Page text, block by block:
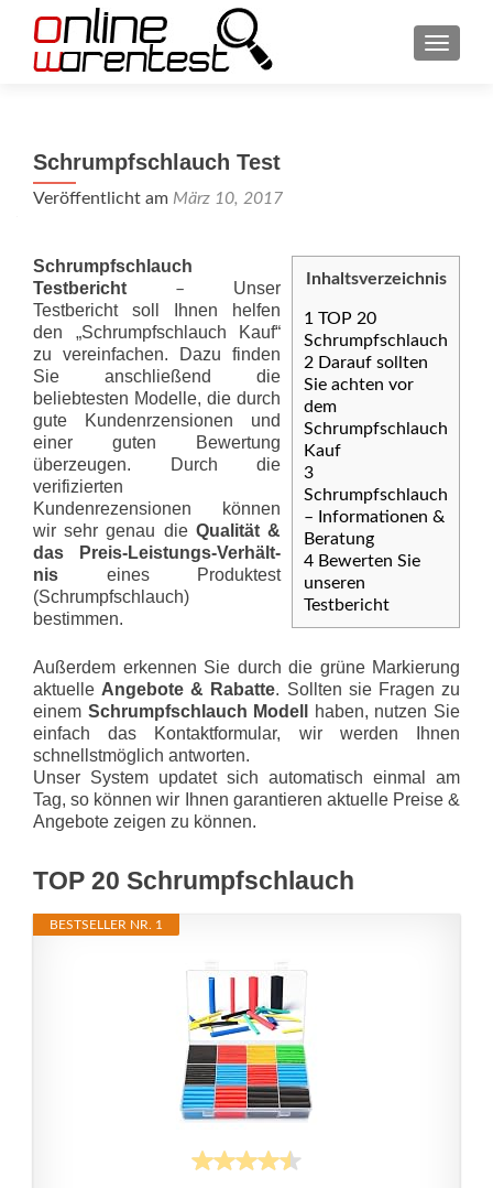
Schrumpfschlauch Test
Veröffentlicht am März 10, 2017
Inhaltsverzeichnis
1 TOP 20
Schrumpfschlauch
2 Darauf sollten
Sie achten vor
dem
Schrumpfschlauch
Kauf
3
Schrumpfschlauch
– Informationen &
Beratung
4 Bewerten Sie
unseren
Testbericht
Schrumpfschlauch
Testbericht – Unser
Testbericht soll Ihnen helfen
den „Schrumpfschlauch Kauf“
zu vereinfachen. Dazu finden
Sie anschließend die
beliebtesten Modelle, die durch
gute Kundenrzensionen und
einer guten Bewertung
überzeugen. Durch die
verifizierten
Kundenrezensionen können
wir sehr genau die Qualität &
das Preis-Leis­tungs-Ver­hält­
nis eines Produktest
(Schrumpfschlauch)
bestimmen.
Außerdem erkennen Sie durch die grüne Markierung
aktuelle Angebote & Rabatte. Sollten sie Fragen zu
einem Schrumpfschlauch Modell
haben, nutzen Sie
einfach das Kontaktformular, wir werden Ihnen
schnellstmöglich antworten.
Unser System updatet sich automatisch einmal am
Tag, so können wir Ihnen garantieren aktuelle Preise &
Angebote zeigen zu können.
TOP 20 Schrumpfschlauch
BESTSELLER NR. 1